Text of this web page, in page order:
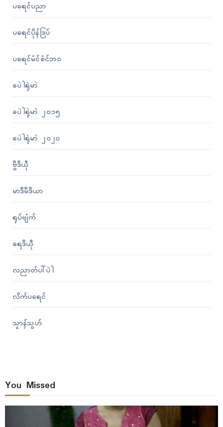
ပရေၚ်ပညာ
ပရေၚ်ပိုန်ဒြပ်
ပရေၚ်မံၚ်စံၚ်ဘဝ
ပေဲါရုဲမာဲ
ပေဲါရုဲမာဲ ၂၀၁၅
ပေဲါရုဲမာဲ ၂၀၂၀
ဗွဳဒဳယဵု
မာဒဳမဳဒဳယာ
ရုပ်ဗျံက်
ရေဒဳယဵု
လညာတ်ပါ်ပဲါ
လိက်ပရေၚ်
သၟာန်သွဟ်
You Missed